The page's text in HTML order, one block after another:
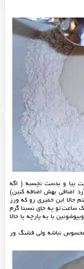
بیا و بدست نچسبه ( اگه
اضافی بهش اضافه کنین)
حالا این خمیری رو که ورز
ساعت تو یه جای نسبتا گرم
با یه پارچه یا حالا
محسوس نباشه ولی قشنگ ور